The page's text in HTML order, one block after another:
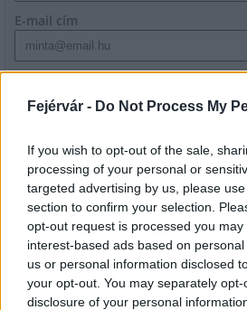
Fejérvár - Do Not Process My
If you wish to opt-out of the sale,
processing of your personal or
targeted advertising by us, please
section to confirm your selection.
opt-out request is processed you may
interest-based ads based on
us or personal information disclosed
your opt-out. You may separately
disclosure of your personal
E-mail cím
szabályzatot!
LEGFRISSEBB
Amire
másodfokúra